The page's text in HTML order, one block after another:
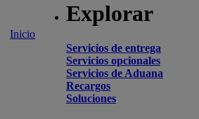
Inicio
Explorar
Servicios de entrega
Servicios opcionales
Servicios de Aduana
Recargos
Soluciones